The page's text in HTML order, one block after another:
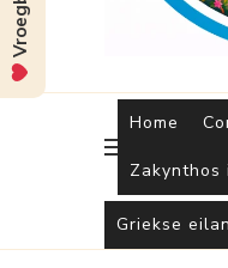
Home
Zakynthos
Griekse